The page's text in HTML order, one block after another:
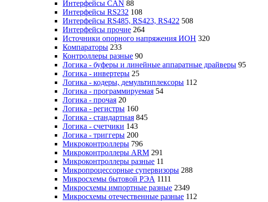
Интерфейсы CAN 88
Интерфейсы RS232 108
Интерфейсы RS485, RS423, RS422 508
Интерфейсы прочие 264
Источники опорного напряжения ИОН 320
Компараторы 233
Контроллеры разные 90
Логика - буферы и линейные аппаратные драйверы 95
Логика - инвертеры 25
Логика - кодеры, демультиплексоры 112
Логика - программируемая 54
Логика - прочая 20
Логика - регистры 160
Логика - стандартная 845
Логика - счетчики 143
Логика - триггеры 200
Микроконтроллеры 796
Микроконтроллеры ARM 291
Микроконтроллеры разные 11
Микропроцессорные супервизоры 288
Микросхемы бытовой РЭА 1111
Микросхемы импортные разные 2349
Микросхемы отечественные разные 112